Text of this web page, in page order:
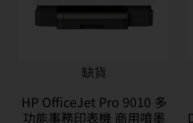
缺貨
HP OfficeJet Pro 9010 多
功能事務印表機 商用噴墨